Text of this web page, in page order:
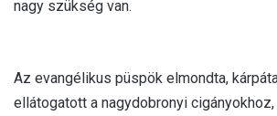
nagy szükség van.
Az evangélikus püspök elmondta,
ellátogatott a nagydobronyi